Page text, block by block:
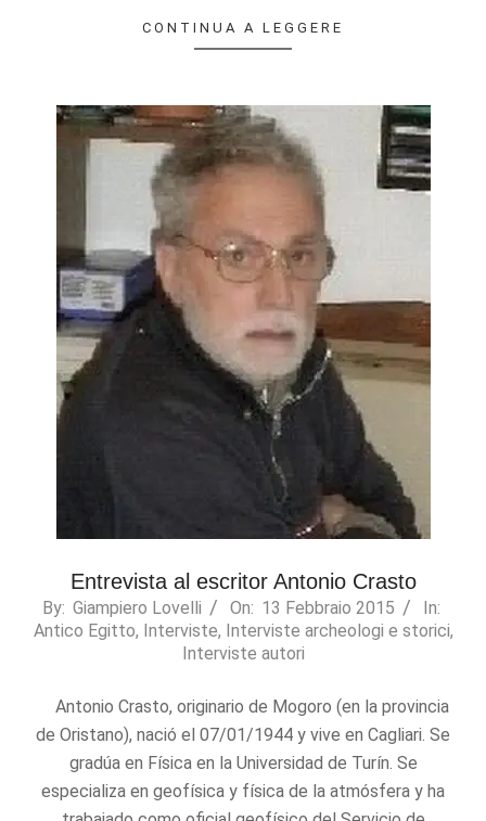
CONTINUA A LEGGERE
Entrevista al escritor Antonio Crasto
2015-
02-
By: Giampiero Lovelli On: 13 Febbraio 2015
In:
Antico Egitto, Interviste, Interviste archeologi e storici,
Interviste autori
Antonio Crasto, originario de Mogoro (en la provincia
de Oristano), nació el 07/01/1944 y vive en Cagliari. Se
gradúa en Física en la Universidad de Turín. Se
especializa en geofísica y física de la atmósfera y ha